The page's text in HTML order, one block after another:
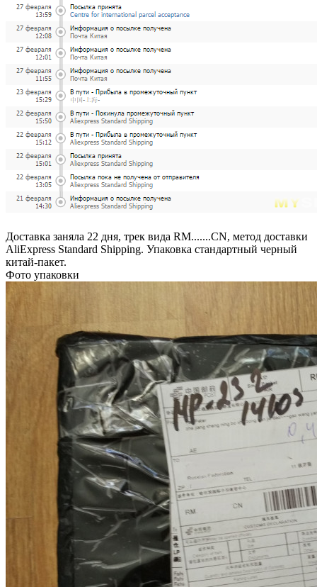
Доставка заняла 22 дня, трек вида RM.......CN, метод доставки
AliExpress Standard Shipping. Упаковка стандартный черный
китай-пакет.
Фото упаковки